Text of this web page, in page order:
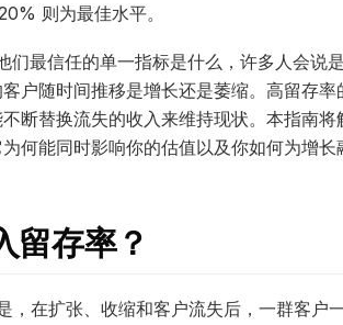
则为最佳水平。
们最信任的单一指标是什么，许多人会说
户随时间推移是增长还是萎缩。高留存
断替换流失的收入来维持现状。本指南
何能同时影响你的估值以及你如何为增长
留存率？
，在扩张、收缩和客户流失后，一群客户